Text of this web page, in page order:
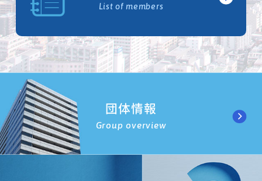
List of members
団体情報
Group overview